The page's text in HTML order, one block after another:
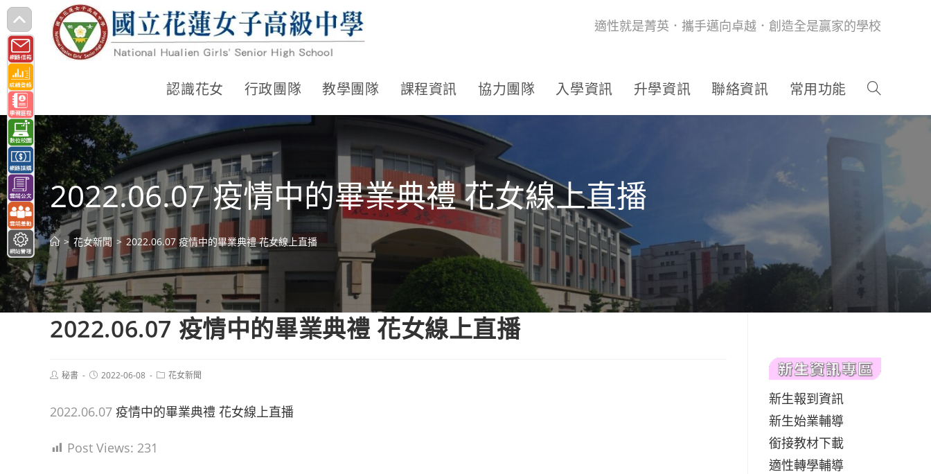
跳
轉
至
主
要
內
容
適性就是菁英．攜手邁向卓越．創造全是贏家的學校
認識花女 行政團隊 教學團隊 課程資訊 協力團隊 入學資訊 升學資訊 聯絡資訊 常用功能
2022.06.07 疫情中的畢業典禮 花女線上直播
> 花女新聞 > 2022.06.07 疫情中的畢業典禮 花女線上直播
2022.06.07 疫情中的畢業典禮 花女線上直播
Post秘書
Post2022-06-08
Post花女新聞
2022.06.07 疫情中的畢業典禮 花女線上直播
Post Views: 231
新生報到資訊
新生始業輔導
銜接教材下載
適性轉學輔導